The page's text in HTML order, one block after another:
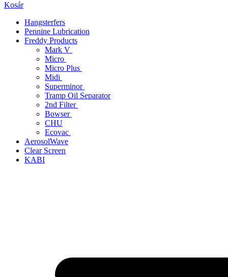
Kosár
Hangsterfers
Pennine Lubrication
Freddy Products
Mark V
Micro
Micro Plus
Midi
Superminor
Tramp Oil Separator
2nd Filter
Bowser
CHU
Ecovac
AerosolWave
Clear Screen
KABI